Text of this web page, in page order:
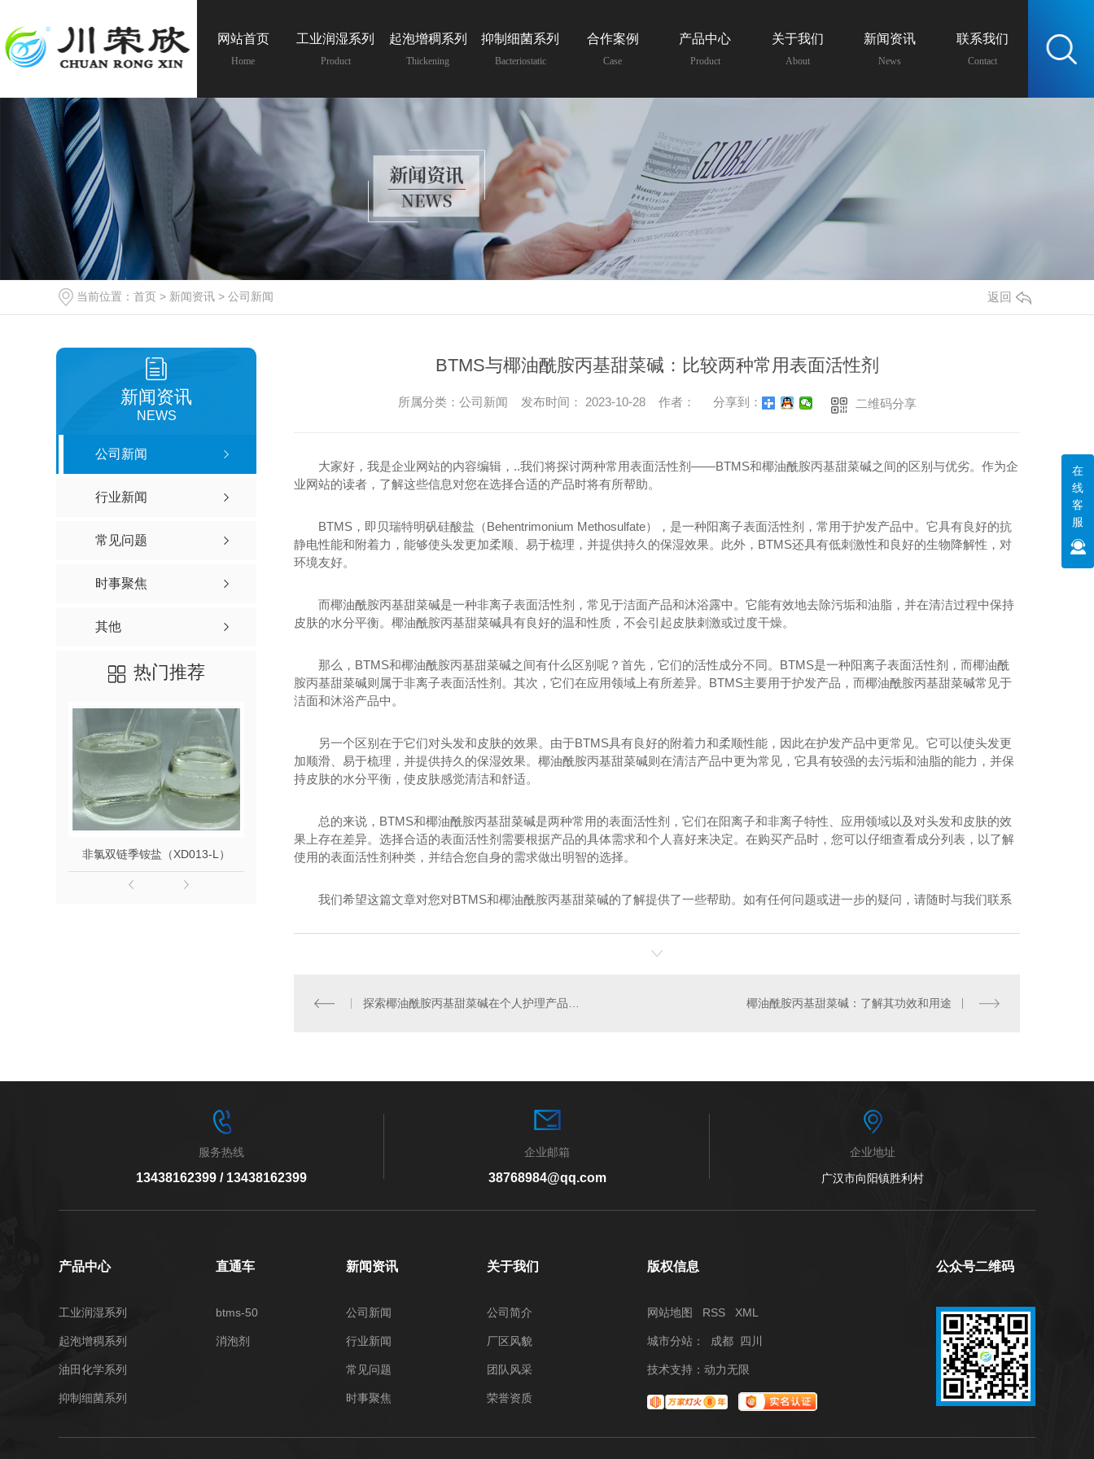
网站首页
Home
工业润湿系列
Product
起泡增稠系列
Thickening
抑制细菌系列
Bacteriostatic
合作案例
Case
产品中心
Product
关于我们
About
新闻资讯
News
联系我们
Contact
服务热线：
当前位置： 首页 > 新闻资讯 > 公司新闻 返回
新闻资讯
NEWS
公司新闻
行业新闻
常见问题
时事聚焦
其他
热门推荐
非氯双链季铵盐（XD013-L） 山嵛基三甲基氯化铵 椰油酰胺丙基甜菜碱（ZJ008）
BTMS与椰油酰胺丙基甜菜碱：比较两种常用表面活性剂
所属分类：公司新闻 发布时间： 2023-10-28 作者： 分享到： 二维码分享
大家好，我是企业网站的内容编辑，..我们将探讨两种常用表面活性剂——BTMS和椰油酰胺丙基甜菜碱之间的区别与优劣。作为企
业网站的读者，了解这些信息对您在选择合适的产品时将有所帮助。
BTMS，即贝瑞特明矾硅酸盐（Behentrimonium Methosulfate），是一种阳离子表面活性剂，常用于护发产品中。它具有良好的抗
静电性能和附着力，能够使头发更加柔顺、易于梳理，并提供持久的保湿效果。此外，BTMS还具有低刺激性和良好的生物降解性，对
环境友好。
而椰油酰胺丙基甜菜碱是一种非离子表面活性剂，常见于洁面产品和沐浴露中。它能有效地去除污垢和油脂，并在清洁过程中保持
皮肤的水分平衡。椰油酰胺丙基甜菜碱具有良好的温和性质，不会引起皮肤刺激或过度干燥。
那么，BTMS和椰油酰胺丙基甜菜碱之间有什么区别呢？首先，它们的活性成分不同。BTMS是一种阳离子表面活性剂，而椰油酰
胺丙基甜菜碱则属于非离子表面活性剂。其次，它们在应用领域上有所差异。BTMS主要用于护发产品，而椰油酰胺丙基甜菜碱常见于
洁面和沐浴产品中。
另一个区别在于它们对头发和皮肤的效果。由于BTMS具有良好的附着力和柔顺性能，因此在护发产品中更常见。它可以使头发更
加顺滑、易于梳理，并提供持久的保湿效果。椰油酰胺丙基甜菜碱则在清洁产品中更为常见，它具有较强的去污垢和油脂的能力，并保
持皮肤的水分平衡，使皮肤感觉清洁和舒适。
总的来说，BTMS和椰油酰胺丙基甜菜碱是两种常用的表面活性剂，它们在阳离子和非离子特性、应用领域以及对头发和皮肤的效
果上存在差异。选择合适的表面活性剂需要根据产品的具体需求和个人喜好来决定。在购买产品时，您可以仔细查看成分列表，以了解
使用的表面活性剂种类，并结合您自身的需求做出明智的选择。
我们希望这篇文章对您对BTMS和椰油酰胺丙基甜菜碱的了解提供了一些帮助。如有任何问题或进一步的疑问，请随时与我们联系
探索椰油酰胺丙基甜菜碱在个人护理产品中的应用 椰油酰胺丙基甜菜碱：了解其功效和用途
服务热线
13438162399 / 13438162399
企业邮箱
38768984@qq.com
企业地址
广汉市向阳镇胜利村
产品中心
工业润湿系列
起泡增稠系列
油田化学系列
抑制细菌系列
直通车
btms-50
消泡剂
新闻资讯
公司新闻
行业新闻
常见问题
时事聚焦
关于我们
公司简介
厂区风貌
团队风采
荣誉资质
版权信息
网站地图 RSS XML
城市分站 ： 成都 四川
技术支持： 动力无限
公众号二维码
在
线
客
服